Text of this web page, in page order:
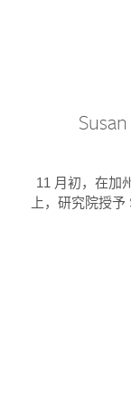
11 月初，在加
上，研究院授